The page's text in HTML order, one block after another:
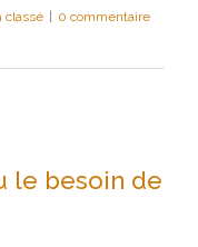
classé
0 commentaire
le besoin de